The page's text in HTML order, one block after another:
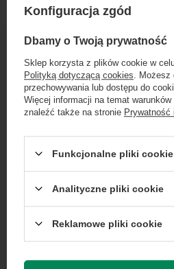
Marka
Model Latitude
Symbol
Przekątna
ekranu
14
Rozdzielczość
1920 x
Dołącz do
Zgarnij jako pierwszy
rabatach w
...lub zadzwoń od
przy zamówieniu
50 zł
Rabat 50 zł przy
obejmuje zamówień
na potrzeby newslettera.
Konfiguracja zgód
Dbamy o Twoją prywatność
Sklep korzysta z plików cookie w
Polityką dotyczącą cookies .
przechowywania lub dostępu do
Więcej informacji na temat
znaleźć także na stronie Prywatność
Funkcjonalne pliki cookie
Analityczne pliki cookie
Reklamowe pliki cookie